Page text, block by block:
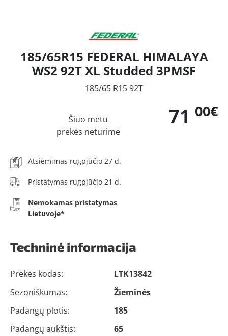
185/65R15 FEDERAL HIMALAYA
WS2 92T XL Studded 3PMSF
185/65 R15 92T
71 00€
Šiuo metu
prekės neturime
Atsiėmimas rugpjūčio 27 d.
Pristatymas rugpjūčio 21 d.
Nemokamas pristatymas
Lietuvoje*
Techninė informacija
Prekės kodas:
LTK13842
Sezoniškumas:
Žieminės
Padangų plotis:
185
Padangų aukštis:
65